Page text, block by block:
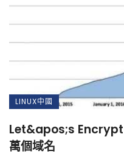
LINUX中國
Let&apos;s Encrypt
萬個域名